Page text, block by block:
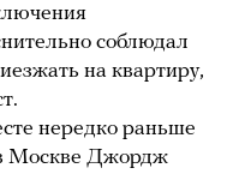
соблюдал
на квартиру,
нередко раньше
Москве Джордж